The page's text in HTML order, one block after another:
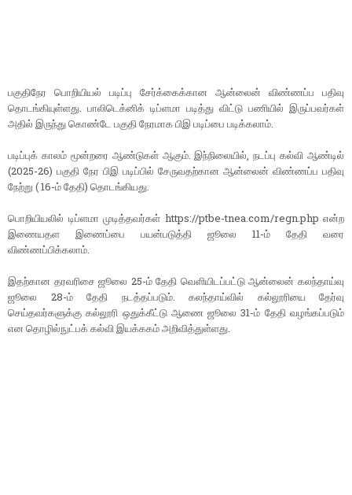
பகுதிநேர பொறியியல் படிப்பு சேர்க்கைக்கான ஆன்லைன் விண்ணப்ப பதிவு
தொடங்கியுள்ளது. பாலிடெக்னிக் டிப்ளமா படித்து விட்டு பணியில் இருப்பவர்கள்
அதில் இருந்து கொண்டே பகுதி நேரமாக பிஇ படிப்பை படிக்கலாம்.
படிப்புக் காலம் மூன்றரை ஆண்டுகள் ஆகும். இந்நிலையில், நடப்பு கல்வி ஆண்டில்
(2025-26) பகுதி நேர பிஇ படிப்பில் சேருவதற்கான ஆன்லைன் விண்ணப்ப பதிவு
நேற்று ( 16-ம் தேதி) தொடங்கியது.
பொறியியலில் டிப்ளமா முடித்தவர்கள் https://ptbe-tnea.com/regn.php என்ற
இணையதள இணைப்பை பயன்படுத்தி ஜூலை 11-ம் தேதி வரை
விண்ணப்பிக்கலாம்.
இதற்கான தரவரிசை ஜூலை 25-ம் தேதி வெளியிடப்பட்டு ஆன்லைன் கலந்தாய்வு
ஜூலை 28-ம் தேதி நடத்தப்படும். கலந்தாய்வில் கல்லூரியை தேர்வு
செய்தவர்களுக்கு கல்லூரி ஒதுக்கீட்டு ஆணை ஜூலை 31-ம் தேதி வழங்கப்படும்
என தொழில்நுட்பக் கல்வி இயக்ககம் அறிவித்துள்ளது.